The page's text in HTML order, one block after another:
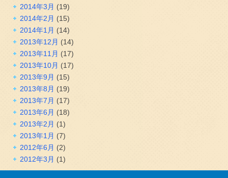
2014年3月 (19)
2014年2月 (15)
2014年1月 (14)
2013年12月 (14)
2013年11月 (17)
2013年10月 (17)
2013年9月 (15)
2013年8月 (19)
2013年7月 (17)
2013年6月 (18)
2013年2月 (1)
2013年1月 (7)
2012年6月 (2)
2012年3月 (1)